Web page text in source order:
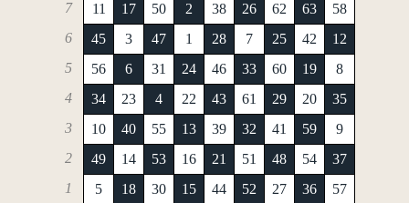
7 11 17 50 2 38 26 62 63
58
6
45 3 47 1 28 7 25 42
12
5
56 6 31 24 46 33 60 19
8
4
34 23 4 22 43 61 29 20
35
3
10 40 55 13 39 32 41 59
9
2
49 14 53 16 21 51 48 54
37
1
5 18 30 15 44 52 27 36
57